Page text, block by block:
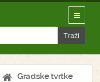
Gradske tvrtke